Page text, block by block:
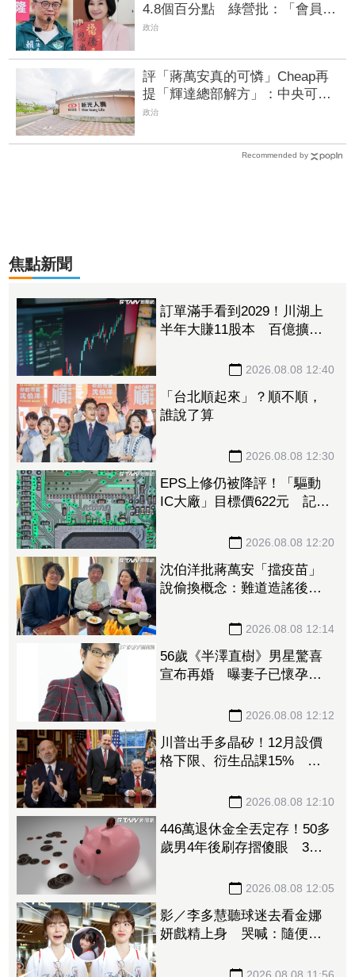
4.8個百分點 綠營批：「會員
制」投票取暖
政治
評「蔣萬安真的可憐」Cheap再
提「輝達總部解方」：中央可專
案同意轉讓地上權「就差敢不敢
政治
Recommended by
焦點新聞
訂單滿手看到2029！川湖上
半年大賺11股本 百億擴產
2026.08.08 12:40
「台北順起來」？順不順，
誰說了算
2026.08.08 12:30
EPS上修仍被降評！「驅動
IC大廠」目標價622元 記憶
2026.08.08 12:20
沈伯洋批蔣萬安「擋疫苗」
說偷換概念：難道造謠後不
2026.08.08 12:14
56歲《半澤直樹》男星驚喜
宣布再婚 曝妻子已懷孕將
2026.08.08 12:12
川普出手多晶矽！12月設價
格下限、衍生品課15% 盧
2026.08.08 12:10
446萬退休金全丟定存！50多
歲男4年後刷存摺傻眼 3年
2026.08.08 12:05
影／李多慧聽球迷去看金娜
妍戲精上身 哭喊：隨便！